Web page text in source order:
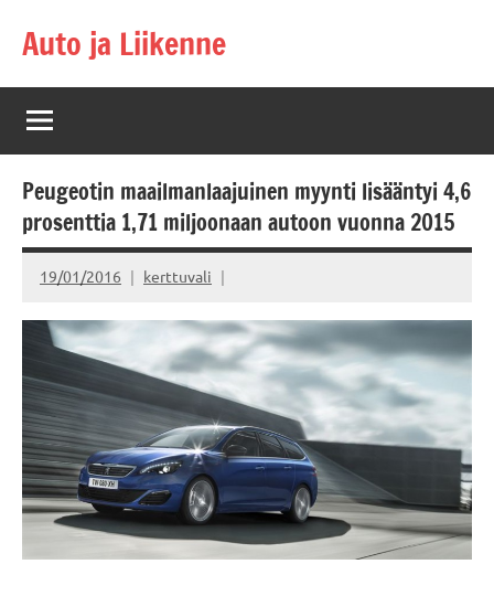
Auto ja Liikenne
Peugeotin maailmanlaajuinen myynti lisääntyi 4,6
prosenttia 1,71 miljoonaan autoon vuonna 2015
19/01/2016 kerttuvali